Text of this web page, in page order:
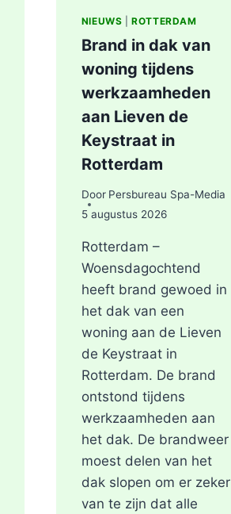
NIEUWS |ROTTERDAM
Brand in dak van
woning tijdens
werkzaamheden
aan Lieven de
Keystraat in
Rotterdam
Door Persbureau Spa-Media
5 augustus 2026
Rotterdam –
Woensdagochtend
heeft brand gewoed in
het dak van een
woning aan de Lieven
de Keystraat in
Rotterdam. De brand
ontstond tijdens
werkzaamheden aan
het dak. De brandweer
moest delen van het
dak slopen om er zeker
van te zijn dat alle